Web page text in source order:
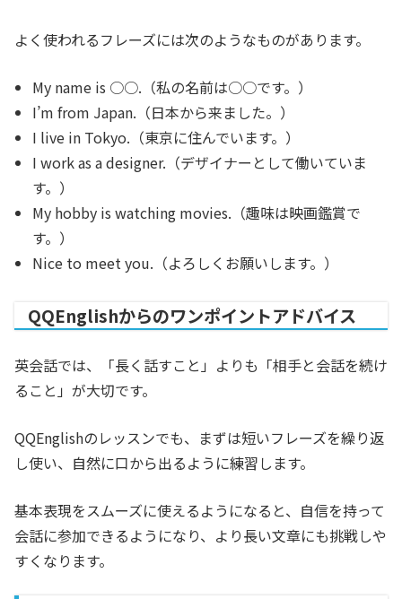
よく使われるフレーズには次のようなものがあります。
My name is ○○.（私の名前は○○です。）
I’m from Japan.（日本から来ました。）
I live in Tokyo.（東京に住んでいます。）
I work as a designer.（デザイナーとして働いていま
す。）
My hobby is watching movies.（趣味は映画鑑賞で
す。）
Nice to meet you.（よろしくお願いします。）
QQEnglishからのワンポイントアドバイス
英会話では、「長く話すこと」よりも「相手と会話を続け
ること」が大切です。
QQEnglishのレッスンでも、まずは短いフレーズを繰り返
し使い、自然に口から出るように練習します。
基本表現をスムーズに使えるようになると、自信を持って
会話に参加できるようになり、より長い文章にも挑戦しや
すくなります。